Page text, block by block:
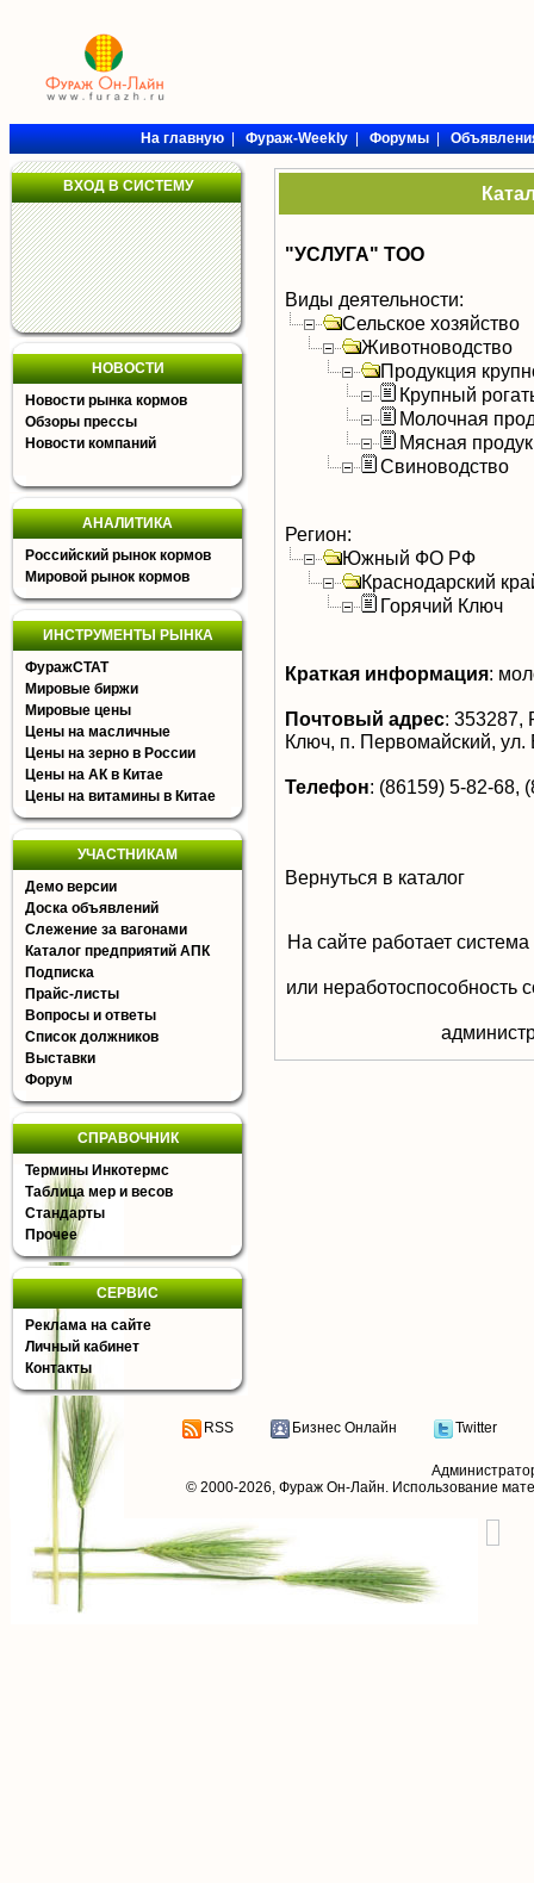
На главную|Фураж-Weekly|Форумы|
ВХОД В СИСТЕМУ
НОВОСТИ
Новости рынка кормов
Обзоры прессы
Новости компаний
АНАЛИТИКА
Российский рынок кормов
Мировой рынок кормов
ИНСТРУМЕНТЫ РЫНКА
ФуражСТАТ
Мировые биржи
Мировые цены
Цены на масличные
Цены на зерно в России
Цены на АК в Китае
Цены на витамины в Китае
УЧАСТНИКАМ
Демо версии
Доска объявлений
Слежение за вагонами
Каталог предприятий АПК
Подписка
Прайс-листы
Вопросы и ответы
Список должников
Выставки
Форум
СПРАВОЧНИК
Термины Инкотермс
Таблица мер и весов
Стандарты
Прочее
СЕРВИС
Реклама на сайте
Личный кабинет
Контакты
"УСЛУГА" ТОО
Виды деятельности:
Сельское хозяйство
Животноводство
Продукция
Крупный
Молочная
Мясная
Свиноводство
Регион:
Южный ФО РФ
Краснодарский
Горячий Ключ
Краткая информация:
Почтовый адрес: 353287,
Ключ, п. Первомайский, ул.
Телефон: (86159) 5-82-68,
Вернуться в каталог
На сайте работает
или неработоспособность
RSS Бизнес Онлайн Twitter
© 2000-2026, Фураж Он-Лайн. Использование